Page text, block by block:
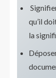
qu’il
la